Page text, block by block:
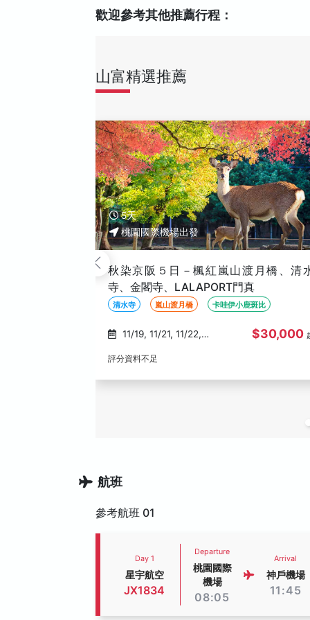
歡迎參考其他推薦行程：
山富精選推薦
5天
桃園國際機場出發
魅力關西５日-阿倍野HARUKAS、海
館、清水寺和服體驗、採水果、人氣貓
站長、小鹿斑比、天保山摩天輪、水上
和歌山人氣貓咪站長 採水果
阿倍野
航班
參考航班 01
Day 1
星宇航空
JX1834
Departure
桃園國際
機場
08:05
Arrival
神戶機場
11:45